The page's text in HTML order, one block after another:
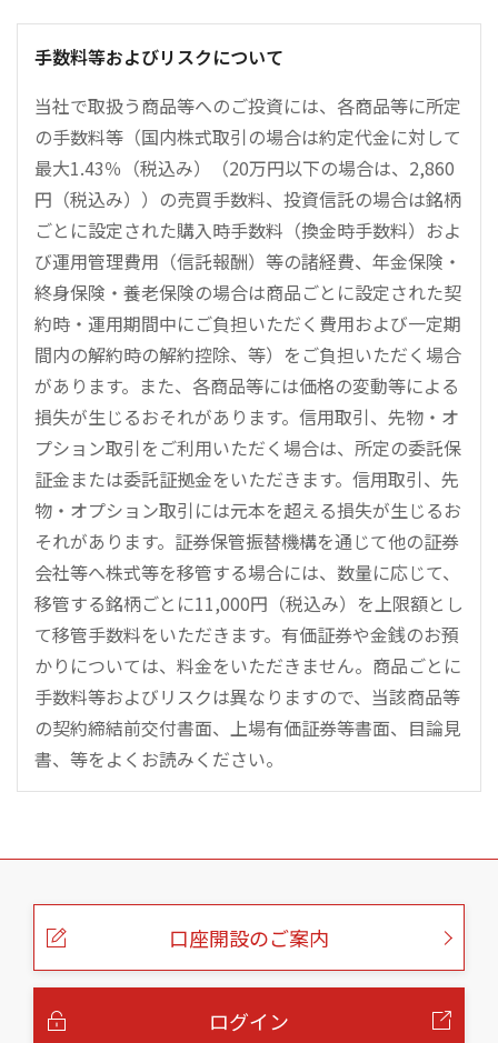
手数料等およびリスクについて
当社で取扱う商品等へのご投資には、各商品等に所定
の手数料等（国内株式取引の場合は約定代金に対して
最大1.43％（税込み）（20万円以下の場合は、2,860
円（税込み））の売買手数料、投資信託の場合は銘柄
ごとに設定された購入時手数料（換金時手数料）およ
び運用管理費用（信託報酬）等の諸経費、年金保険・
終身保険・養老保険の場合は商品ごとに設定された契
約時・運用期間中にご負担いただく費用および一定期
間内の解約時の解約控除、等）をご負担いただく場合
があります。また、各商品等には価格の変動等による
損失が生じるおそれがあります。信用取引、先物・オ
プション取引をご利用いただく場合は、所定の委託保
証金または委託証拠金をいただきます。信用取引、先
物・オプション取引には元本を超える損失が生じるお
それがあります。証券保管振替機構を通じて他の証券
会社等へ株式等を移管する場合には、数量に応じて、
移管する銘柄ごとに11,000円（税込み）を上限額とし
て移管手数料をいただきます。有価証券や金銭のお預
かりについては、料金をいただきません。商品ごとに
手数料等およびリスクは異なりますので、当該商品等
の契約締結前交付書面、上場有価証券等書面、目論見
書、等をよくお読みください。
こ
口座開設のご案内
ログイン